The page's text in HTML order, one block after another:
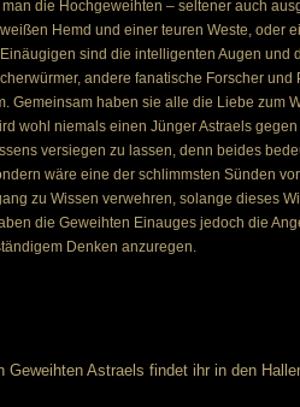
die Hochgeweihten – seltener auch
Hemd und einer teuren Weste, oder
sind die intelligenten Augen und
andere fanatische Forscher
Gemeinsam haben sie alle die Liebe zum
wohl niemals einen Jünger Astraels
versiegen zu lassen, denn beides
wäre eine der schlimmsten Sünden
zu Wissen verwehren, solange dieses
die Geweihten Einauges jedoch die
Denken anzuregen.
Geweihten Astraels findet ihr in den